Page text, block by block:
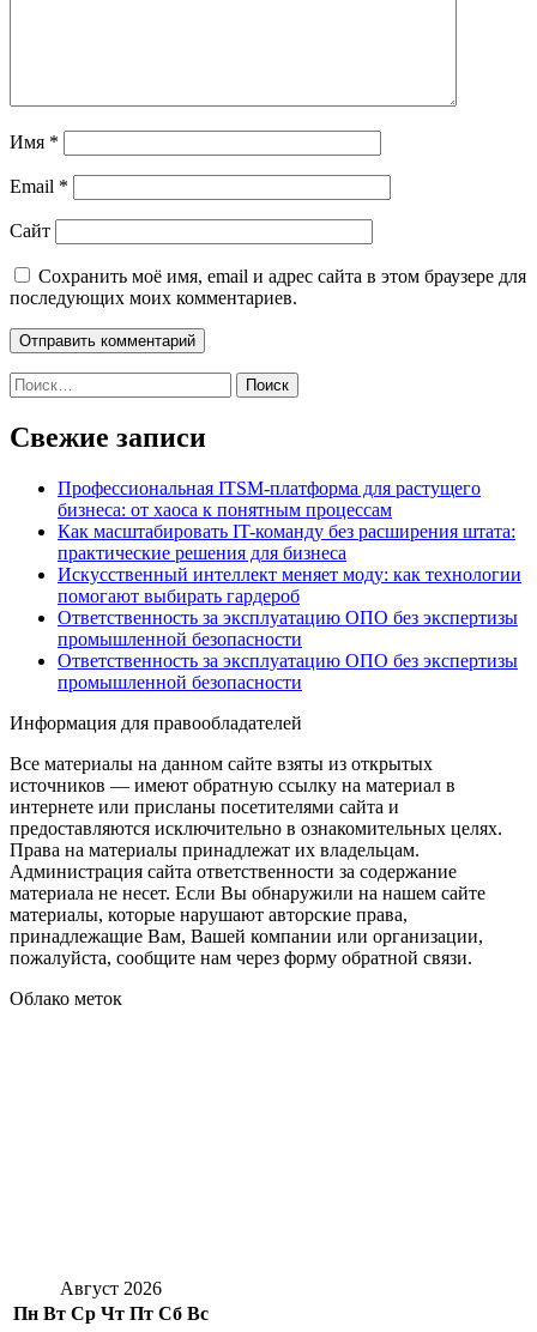
Имя *
Email *
Сайт
Сохранить моё имя, email и адрес сайта в этом браузере для
последующих моих комментариев.
Найти:
Свежие записи
Профессиональная ITSM-платформа для растущего
бизнеса: от хаоса к понятным процессам
Как масштабировать IT-команду без расширения штата:
практические решения для бизнеса
Искусственный интеллект меняет моду: как технологии
помогают выбирать гардероб
Ответственность за эксплуатацию ОПО без экспертизы
промышленной безопасности
Ответственность за эксплуатацию ОПО без экспертизы
промышленной безопасности
Информация для правообладателей
Все материалы на данном сайте взяты из открытых
источников — имеют обратную ссылку на материал в
интернете или присланы посетителями сайта и
предоставляются исключительно в ознакомительных целях.
Права на материалы принадлежат их владельцам.
Администрация сайта ответственности за содержание
материала не несет. Если Вы обнаружили на нашем сайте
материалы, которые нарушают авторские права,
принадлежащие Вам, Вашей компании или организации,
пожалуйста, сообщите нам через форму обратной связи.
Облако меток
Август 2026
Пн Вт Ср Чт Пт Сб Вс